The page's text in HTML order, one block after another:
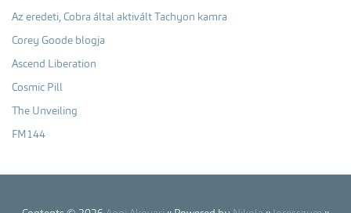
Az eredeti, Cobra által aktivált Tachyon kamra
Corey Goode blogja
Ascend Liberation
Cosmic Pill
The Unveiling
FM144